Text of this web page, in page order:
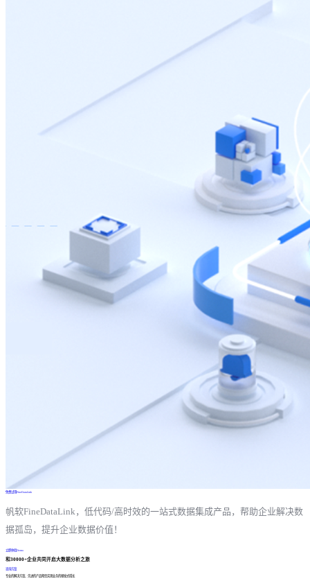
免费试用FineDataLink
帆软FineDataLink，低代码/高时效的一站式数据集成产品，帮助企业解决数
据孤岛，提升企业数据价值！
立即体验Demo
和30000+企业共同开启大数据分析之旅
咨询方案
专业的解决方案、先进的产品帮您实现业务的爆发式增长